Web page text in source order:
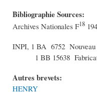
Bibliographie Sources:
Archives Nationales F18
INPI, 1 BA 6752 Nouveau
1 BB 15638
Autres brevets:
HENRY